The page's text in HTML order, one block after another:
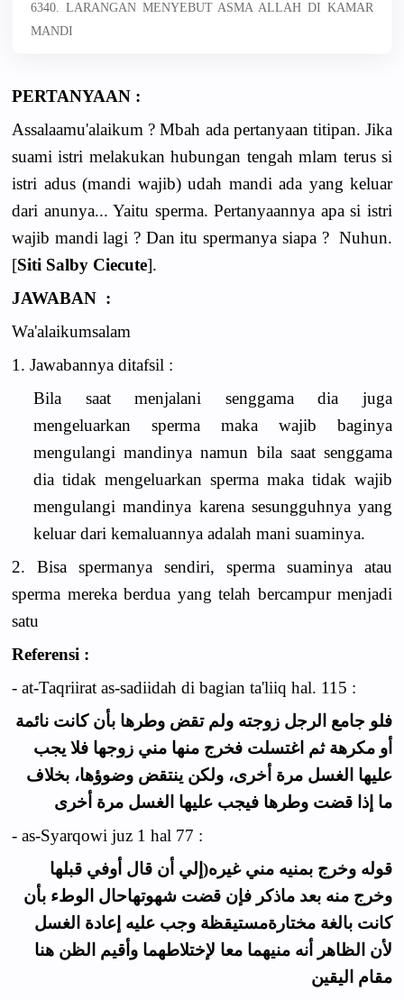
6340. LARANGAN MENYEBUT ASMA ALLAH DI KAMAR
MANDI
PERTANYAAN :
Assalaamu'alaikum ? Mbah ada pertanyaan titipan. Jika
suami istri melakukan hubungan tengah mlam terus si
istri adus (mandi wajib) udah mandi ada yang keluar
dari anunya... Yaitu sperma. Pertanyaannya apa si istri
wajib mandi lagi ? Dan itu spermanya siapa ? Nuhun.
[Siti Salby Ciecute].
JAWABAN :
Wa'alaikumsalam
1. Jawabannya ditafsil :
Bila saat menjalani senggama dia juga
mengeluarkan sperma maka wajib baginya
mengulangi mandinya namun bila saat senggama
dia tidak mengeluarkan sperma maka tidak wajib
mengulangi mandinya karena sesungguhnya yang
keluar dari kemaluannya adalah mani suaminya.
2. Bisa spermanya sendiri, sperma suaminya atau
sperma mereka berdua yang telah bercampur menjadi
satu
Referensi :
- at-Taqriirat as-sadiidah di bagian ta'liiq hal. 115 :
فلو جامع الرجل زوجته ولم تقض وطرها بأن كانت نائمة
أو مكرهة ثم اغتسلت فخرج منها مني زوجها فلا يجب
عليها الغسل مرة أخرى، ولكن ينتقض وضوؤها، بخلاف
ما إذا قضت وطرها فيجب عليها الغسل مرة أخرى
- as-Syarqowi juz 1 hal 77 :
قوله وخرج بمنيه مني غيره(إلي أن قال أوفي قبلها
وخرج منه بعد ماذكر فإن قضت شهوتهاحال الوطء بأن
كانت بالغة مختارةمستيقظة وجب عليه إعادة الغسل
لأن الظاهر أنه منيهما معا لإختلاطهما وأقيم الظن هنا
مقام اليقين